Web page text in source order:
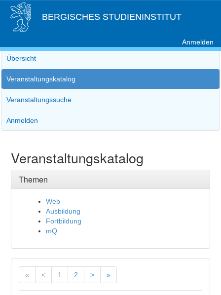
BERGISCHES STUDIENINSTITUT
Anmelden
Übersicht
Veranstaltungskatalog
Veranstaltungssuche
Anmelden
Veranstaltungskatalog
Themen
Web
Ausbildung
Fortbildung
mQ
« < 1 2 > »